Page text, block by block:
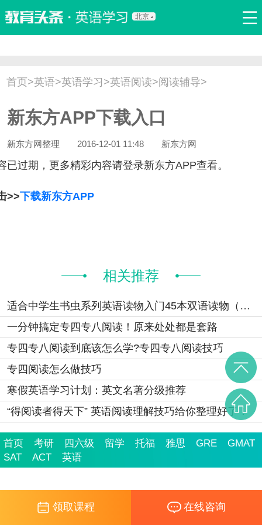
北京
双语新闻 口译翻译 职场英语 娱乐英语 少儿英语
流行语 新概念
首页>英语>英语学习 >英语阅读>阅读辅导>
新东方APP下载入口
新东方网整理 2016-12-01 11:48 新东方网
已过期，更多精彩内容请登录新东方APP查看。
>>下载新东方APP
相关推荐
适合中学生书虫系列英语读物入门45本双语读物（可下载）
一分钟搞定专四专八阅读！原来处处都是套路
专四专八阅读到底该怎么学?专四专八阅读技巧
专四阅读怎么做技巧
寒假英语学习计划：英文名著分级推荐
“得阅读者得天下” 英语阅读理解技巧给你整理好了！
首页 考研 四六级 留学 托福 雅思 GRE
GMAT
SAT
ACT 英语
领取课程 在线咨询